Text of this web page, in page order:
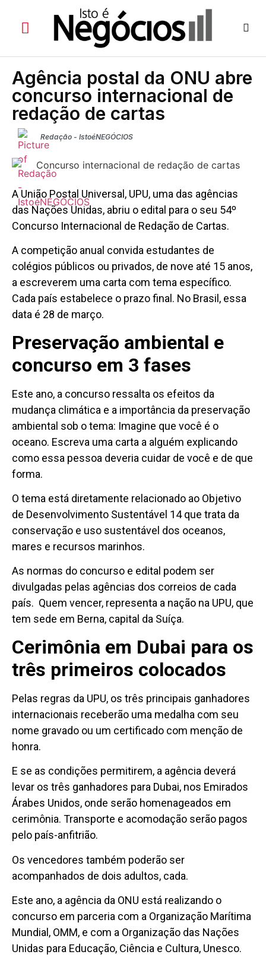
Agência postal da ONU abre
concurso internacional de
redação de cartas
Redação - IstoéNEGÓCIOS
A União Postal Universal, UPU, uma das agências
das Nações Unidas, abriu o edital para o seu 54º
Concurso Internacional de Redação de Cartas.
A competição anual convida estudantes de
colégios públicos ou privados, de nove até 15 anos,
a escreverem uma carta com tema específico.
Cada país estabelece o prazo final. No Brasil, essa
data é 28 de março.
Preservação ambiental e
concurso em 3 fases
Este ano, a concurso ressalta os efeitos da
mudança climática e a importância da preservação
ambiental sob o tema: Imagine que você é o
oceano. Escreva uma carta a alguém explicando
como essa pessoa deveria cuidar de você e de que
forma.
O tema está diretamente relacionado ao Objetivo
de Desenvolvimento Sustentável 14 que trata da
conservação e uso sustentável dos oceanos,
mares e recursos marinhos.
As normas do concurso e edital podem ser
divulgadas pelas agências dos correios de cada
país. Quem vencer, representa a nação na UPU, que
tem sede em Berna, capital da Suíça.
Cerimônia em Dubai para os
três primeiros colocados
Pelas regras da UPU, os três principais ganhadores
internacionais receberão uma medalha com seu
nome gravado ou um certificado com menção de
honra.
E se as condições permitirem, a agência deverá
levar os três ganhadores para Dubai, nos Emirados
Árabes Unidos, onde serão homenageados em
cerimônia. Transporte e acomodação serão pagos
pelo país-anfitrião.
Os vencedores também poderão ser
acompanhados de dois adultos, cada.
Este ano, a agência da ONU está realizando o
concurso em parceria com a Organização Marítima
Mundial, OMM, e com a Organização das Nações
Unidas para Educação, Ciência e Cultura, Unesco.